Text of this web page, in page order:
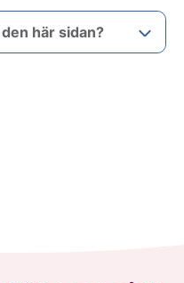
här sidan?